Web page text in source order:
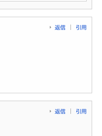
返信 引用
返信 引用